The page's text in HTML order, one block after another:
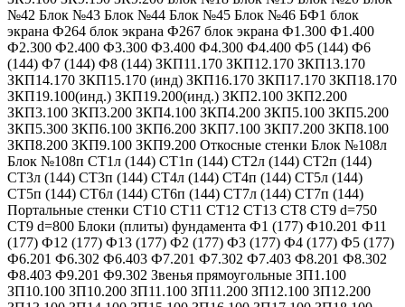
№42 Блок №43 Блок №44 Блок №45 Блок №46 БФ1 блок
экрана Ф264 блок экрана Ф267 блок экрана Ф1.300 Ф1.400
Ф2.300 Ф2.400 Ф3.300 Ф3.400 Ф4.300 Ф4.400 Ф5 (144) Ф6
(144) Ф7 (144) Ф8 (144) ЗКП11.170 ЗКП12.170 ЗКП13.170
ЗКП14.170 ЗКП15.170 (инд) ЗКП16.170 ЗКП17.170 ЗКП18.170
ЗКП19.100(инд.) ЗКП19.200(инд.) ЗКП2.100 ЗКП2.200
ЗКП3.100 ЗКП3.200 ЗКП4.100 ЗКП4.200 ЗКП5.100 ЗКП5.200
ЗКП5.300 ЗКП6.100 ЗКП6.200 ЗКП7.100 ЗКП7.200 ЗКП8.100
ЗКП8.200 ЗКП9.100 ЗКП9.200 Откосные стенки Блок №108л
Блок №108п СТ1л (144) СТ1п (144) СТ2л (144) СТ2п (144)
СТ3л (144) СТ3п (144) СТ4л (144) СТ4п (144) СТ5л (144)
СТ5п (144) СТ6л (144) СТ6п (144) СТ7л (144) СТ7п (144)
Портальные стенки СТ10 СТ11 СТ12 СТ13 СТ8 СТ9 d=750
СТ9 d=800 Блоки (плиты) фундамента Ф1 (177) Ф10.201 Ф11
(177) Ф12 (177) Ф13 (177) Ф2 (177) Ф3 (177) Ф4 (177) Ф5 (177)
Ф6.201 Ф6.302 Ф6.403 Ф7.201 Ф7.302 Ф7.403 Ф8.201 Ф8.302
Ф8.403 Ф9.201 Ф9.302 Звенья прямоугольные ЗП1.100
ЗП10.100 ЗП10.200 ЗП11.100 ЗП11.200 ЗП12.100 ЗП12.200